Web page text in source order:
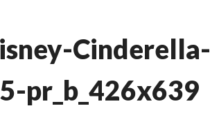
Cinderella-
pr_b_426x639